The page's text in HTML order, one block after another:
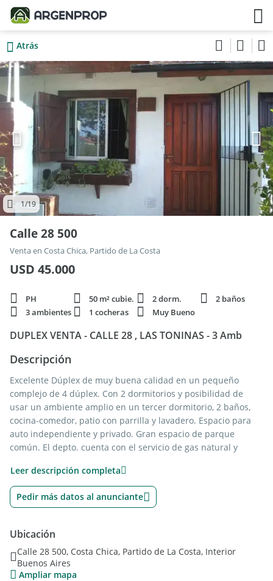
Atrás
1/19
Calle 28 500
Venta en Costa Chica, Partido de La Costa
USD 45.000
PH 50 m² cubie. 2 dorm.
2 baños
3 ambientes
1 cocheras Muy Bueno
DUPLEX VENTA - CALLE 28 , LAS TONINAS - 3 Amb
Descripción
Excelente Dúplex de muy buena calidad en un pequeño
complejo de 4 dúplex. Con 2 dormitorios y posibilidad de
usar un ambiente amplio en un tercer dormitorio, 2 baños,
cocina-comedor, patio con parrilla y lavadero. Espacio para
auto independiente y privado. Gran espacio de parque
común. El depto. cuenta con el servicio de gas natural y
Se encuentra ubicado en Calle 28 entre 9 y 11 N° 534 de la
localidad de Las Toninas.
A una cuadra tanto de la Avenida 26 como de la Avenida 7,
Acepta vehículo en parte de pago. Y posibilidad de financiar
un porcentaje por el propio dueño.-
Calle 28 Entre 9 Y 11, Las Toninas.
Leer descripción completa
Pedir más datos al anunciante
Ubicación
Calle 28 500, Costa Chica, Partido de La Costa, Interior
Buenos Aires
Ampliar mapa